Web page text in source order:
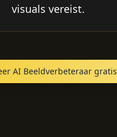
visuals vereist.
AI Beeldverbeteraar gratis